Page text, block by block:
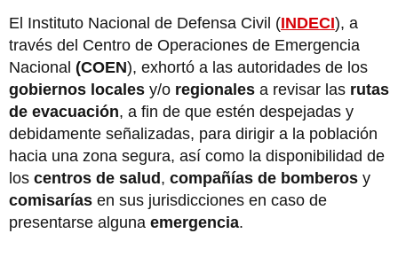
El Instituto Nacional de Defensa Civil (INDECI), a
través del Centro de Operaciones de Emergencia
Nacional (COEN), exhortó a las autoridades de los
gobiernos locales y/o regionales a revisar las rutas
de evacuación, a fin de que estén despejadas y
debidamente señalizadas, para dirigir a la población
hacia una zona segura, así como la disponibilidad de
los centros de salud , compañías de bomberos y
comisarías en sus jurisdicciones en caso de
presentarse alguna emergencia.